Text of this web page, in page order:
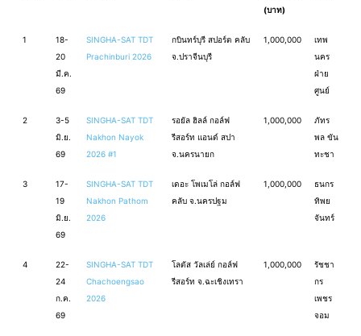
(บาท)
1
18-
20
มี.ค.
69
SINGHA-SAT TDT
Prachinburi 2026
กบินทร์บุรี สปอร์ต คลับ
จ.ปราจีนบุรี
1,000,000
เทพ
นคร
ฝ่าย
ศูนย์
2
3-5
มิ.ย.
69
SINGHA-SAT TDT
Nakhon Nayok
2026 #1
รอยัล ฮิลล์ กอล์ฟ
รีสอร์ท แอนด์ สปา
จ.นครนายก
1,000,000
ภัทร
พล ขัน
ทะชา
3
17-
19
มิ.ย.
69
SINGHA-SAT TDT
Nakhon Pathom
2026
เดอะ โพเมโล่ กอล์ฟ
คลับ จ.นครปฐม
1,000,000
ธนกร
ทิพย
จันทร์
4
22-
24
ก.ค.
69
SINGHA-SAT TDT
Chachoengsao
2026
โลตัส วัลเล่ย์ กอล์ฟ
รีสอร์ท จ.ฉะเชิงเทรา
1,000,000
รัชชา
กร
เพชร
จอม